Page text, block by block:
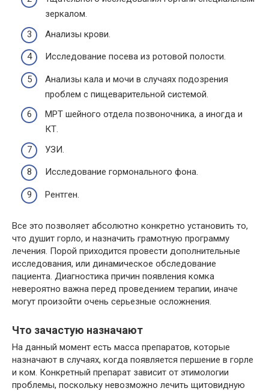
зеркалом.
Анализы крови.
Исследование посева из ротовой полости.
Анализы кала и мочи в случаях подозрения
проблем с пищеварительной системой.
МРТ шейного отдела позвоночника, а иногда и
КТ.
УЗИ.
Исследование гормонального фона.
Рентген.
Все это позволяет абсолютно конкретно установить то,
что душит горло, и назначить грамотную программу
лечения. Порой приходится провести дополнительные
исследования, или динамическое обследование
пациента. Диагностика причин появления комка
невероятно важна перед проведением терапии, иначе
могут произойти очень серьезные осложнения.
Что зачастую назначают
На данный момент есть масса препаратов, которые
назначают в случаях, когда появляется першение в горле
и ком. Конкретный препарат зависит от этимологии
проблемы, поскольку невозможно лечить щитовидную